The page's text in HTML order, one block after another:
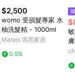
$2,500
womo 受損髮專家 水
柚洗髮精 - 1000ml
Marais 瑪黑家居
0.5%